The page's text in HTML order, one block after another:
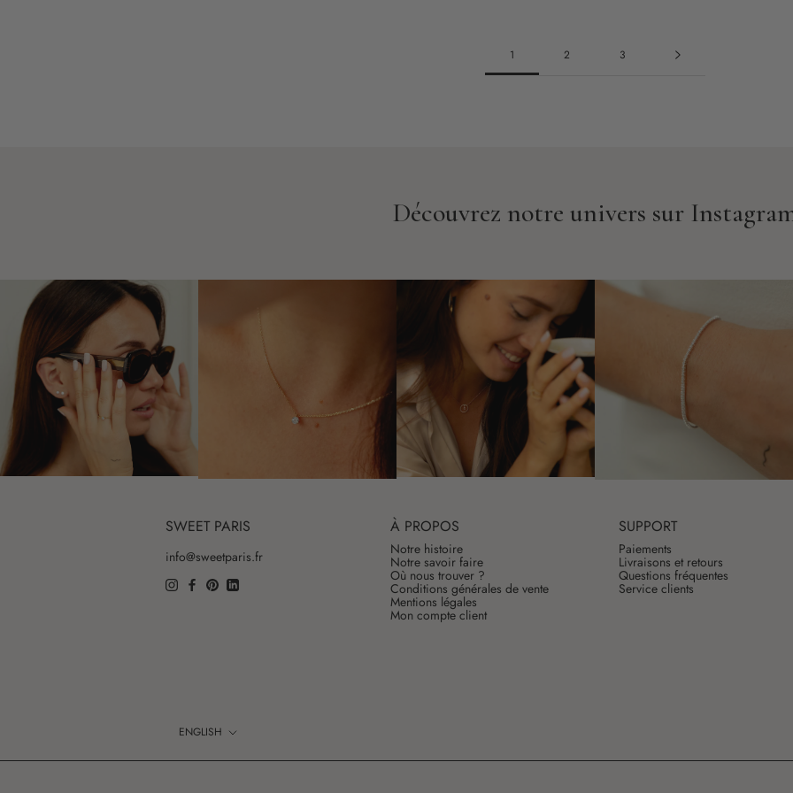
1 2 3
Découvrez notre univers sur
SWEET PARIS
info@sweetparis.fr
À PROPOS
Notre histoire
Notre savoir faire
Où nous trouver ?
Conditions générales de vente
Mentions légales
Mon compte client
SUPPORT
Paiements
Livraisons et retours
Questions fréquentes
Service clients
Language
ENGLISH